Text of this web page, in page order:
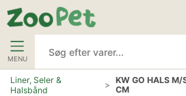
MENU
Liner, Seler &
Halsbånd
KW GO HALS
CM